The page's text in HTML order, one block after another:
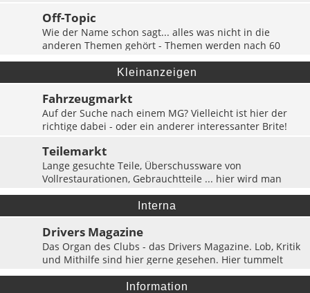
Themen:351
Off-Topic
Wie der Name schon sagt... alles was nicht in die
anderen Themen gehört - Themen werden nach 60
Tagen Inaktivität automatisch gelöscht.
Kleinanzeigen
Fahrzeugmarkt
Auf der Suche nach einem MG? Vielleicht ist hier der
richtige dabei - oder ein anderer interessanter Brite!
Themen:36
Teilemarkt
Lange gesuchte Teile, Überschussware von
Vollrestaurationen, Gebrauchtteile ... hier wird man
fündig! Oder aber jemand meldet sich auf eine
Suchanzeige, wer weiß?
Themen:87
Interna
Drivers Magazine
Das Organ des Clubs - das Drivers Magazine. Lob, Kritik
und Mithilfe sind hier gerne gesehen. Hier tummelt
sich die Redaktion & das Layout-Department!
Information